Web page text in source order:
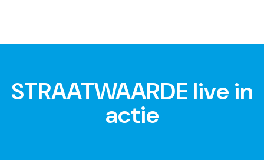
STRAATWAARDE live in
actie